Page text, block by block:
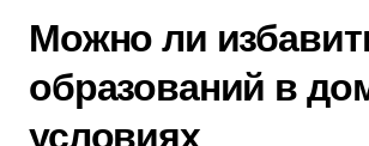
Можно ли
образований в
условиях